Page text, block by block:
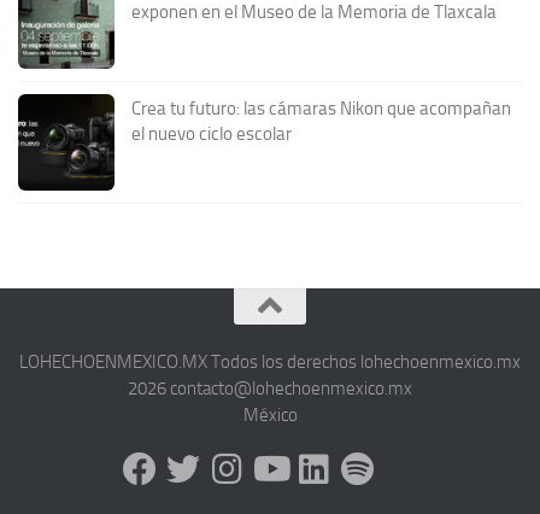
exponen en el Museo de la Memoria de Tlaxcala
Crea tu futuro: las cámaras Nikon que acompañan
el nuevo ciclo escolar
LOHECHOENMEXICO.MX Todos los derechos lohechoenmexico.mx
2026 contacto@lohechoenmexico.mx
México